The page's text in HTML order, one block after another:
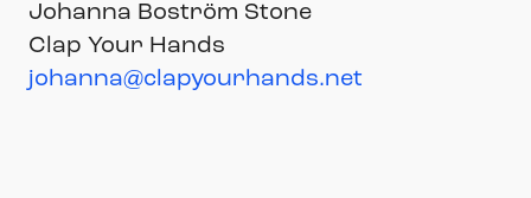
Johanna Boström Stone
Clap Your Hands
johanna@clapyourhands.net